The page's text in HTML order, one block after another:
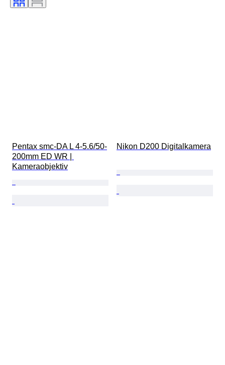
Art von Mikroskop
Pentax smc-DA L 4-5.6/50-
200mm ED WR |
Kameraobjektiv
Nikon D200 Digitalkamera